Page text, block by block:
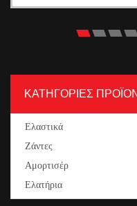
ΚΑΤΗΓΟΡΙΕΣ
Ελαστικά
Ζάντες
Αμορτισέρ
Ελατήρια